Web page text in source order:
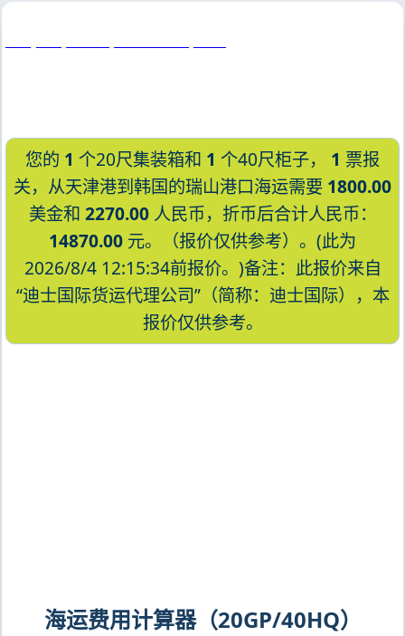
您的 1 个20尺集装箱和 1 个40尺柜子， 1 票报
关，从天津港到韩国的瑞山港口海运需要 1800.00
美金和 2270.00人民币，折币后合计人民币：
14870.00 元。（报价仅供参考）。(此为
2026/8/4 12:15:34前报价。)备注：此报价来自
“迪士国际货运代理公司”（简称：迪士国际），本
报价仅供参考。
海运费用计算器（20GP/40HQ）